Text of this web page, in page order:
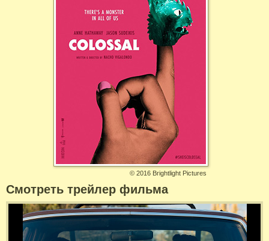
© 2016 Brightlight Pictures
Смотреть трейлер фильма